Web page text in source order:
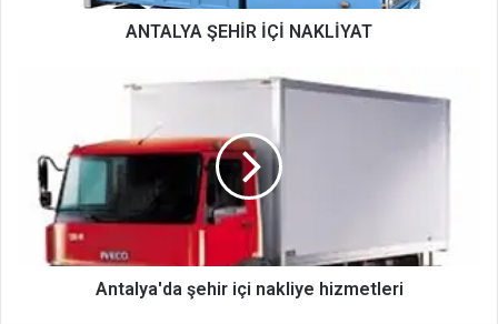
ANTALYA ŞEHİR İÇİ NAKLİYAT
hizmetleri
Antalya'da şehir içi nakliye hizmetleri